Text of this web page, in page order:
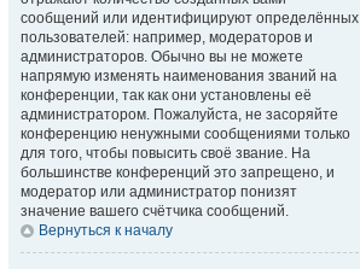
сообщений или идентифицируют определённых
пользователей: например, модераторов и
администраторов. Обычно вы не можете
напрямую изменять наименования званий на
конференции, так как они установлены её
администратором. Пожалуйста, не засоряйте
конференцию ненужными сообщениями только
для того, чтобы повысить своё звание. На
большинстве конференций это запрещено, и
модератор или администратор понизят
значение вашего счётчика сообщений.
Вернуться к началу